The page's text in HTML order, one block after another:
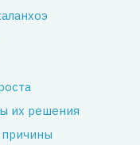
их решения